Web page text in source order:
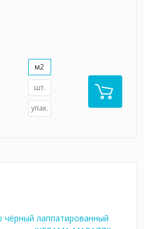
м2
шт.
упак.